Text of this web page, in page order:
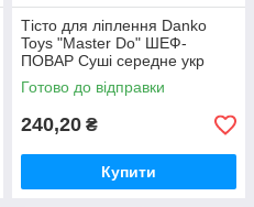
Тісто для ліплення Danko
Toys "Master Do" ШЕФ-
ПОВАР Суші середнe укр
TMD-10-02U
Готово до відправки
240,20 ₴
Купити